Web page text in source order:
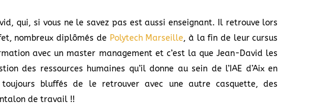
qui, si vous ne le savez pas est aussi enseignant. Il retrouve lors
nombreux diplômés de Polytech Marseille, à la fin de leur cursus
avec un master management et c’est la que Jean-David les
des ressources humaines qu’il donne au sein de l’IAE d’Aix en
toujours bluffés de le retrouver avec une autre casquette, des
de travail !!